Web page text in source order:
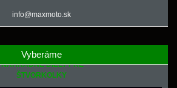
info@maxmoto.sk
Vyberáme
NÁHRADNÉ DIELY PRE
ŠTVORKOLKY